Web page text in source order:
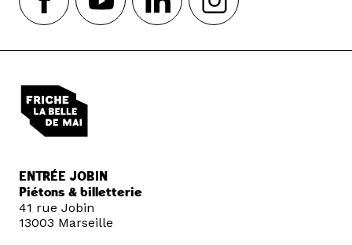
ENTRÉE JOBIN
Piétons & billetterie
41 rue Jobin
13003 Marseille